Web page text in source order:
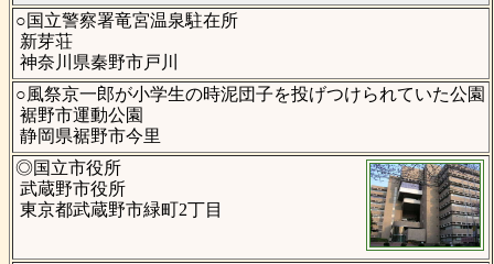
○国立警察署竜宮温泉駐在所
新芽荘
神奈川県秦野市戸川
○風祭京一郎が小学生の時泥団子を投げつけられていた公園
裾野市運動公園
静岡県裾野市今里
◎国立市役所
武蔵野市役所
東京都武蔵野市緑町2丁目